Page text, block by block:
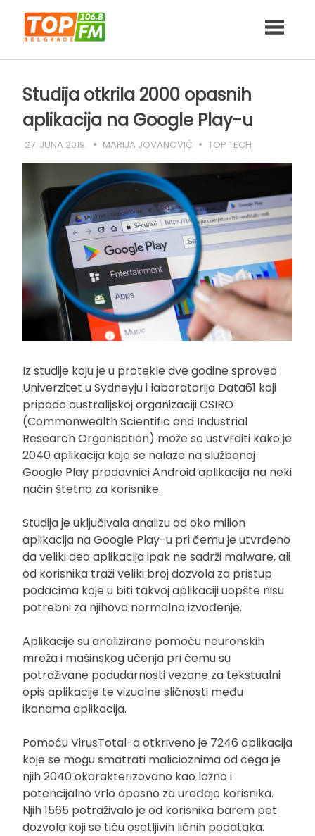
content
Studija otkrila 2000 opasnih
aplikacija na Google Play-u
27. JUNA 2019. MARIJA JOVANOVIĆ TOP TECH
Iz studije koju je u protekle dve godine sproveo
Univerzitet u Sydneyju i laboratorija Data61 koji
pripada australijskoj organizaciji CSIRO
(Commonwealth Scientific and Industrial
Research Organisation) može se ustvrditi kako je
2040 aplikacija koje se nalaze na službenoj
Google Play prodavnici Android aplikacija na neki
način štetno za korisnike.
Studija je uključivala analizu od oko milion
aplikacija na Google Play-u pri čemu je utvrđeno
da veliki deo aplikacija ipak ne sadrži malware, ali
od korisnika traži veliki broj dozvola za pristup
podacima koje u biti takvoj aplikaciji uopšte nisu
potrebni za njihovo normalno izvođenje.
Aplikacije su analizirane pomoću neuronskih
mreža i mašinskog učenja pri čemu su
potraživane podudarnosti vezane za tekstualni
opis aplikacije te vizualne sličnosti među
ikonama aplikacija.
Pomoću VirusTotal-a otkriveno je 7246 aplikacija
koje se mogu smatrati malicioznima od čega je
njih 2040 okarakterizovano kao lažno i
potencijalno vrlo opasno za uređaje korisnika.
Njih 1565 potraživalo je od korisnika barem pet
dozvola koji se tiču osetljivih ličnih podataka.